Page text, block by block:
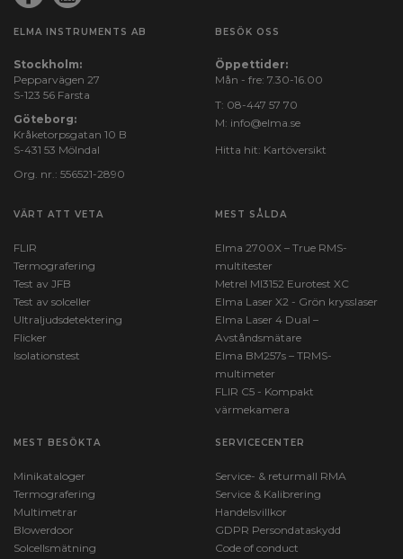
ELMA INSTRUMENTS AB
Stockholm:
Pepparvägen 27
S-123 56 Farsta
Göteborg:
Kråketorpsgatan 10 B
S-431 53 Mölndal
Org. nr.: 556521-2890
BESÖK OSS
Öppettider:
Mån - fre: 7.30-16.00
T: 08-447 57 70
M: info@elma.se
Hitta hit: Kartöversikt
VÄRT ATT VETA
FLIR
Termografering
Test av JFB
Test av solceller
Ultraljudsdetektering
Flicker
Isolationstest
MEST SÅLDA
Elma 2700X – True RMS-
multitester
Metrel MI3152 Eurotest XC
Elma Laser X2 - Grön krysslaser
Elma Laser 4 Dual –
Avståndsmätare
Elma BM257s – TRMS-
multimeter
FLIR C5 - Kompakt
värmekamera
MEST BESÖKTA
Minikataloger
Termografering
Multimetrar
Blowerdoor
Solcellsmätning
SERVICECENTER
Service- & returmall RMA
Service & Kalibrering
Handelsvillkor
GDPR Persondataskydd
Code of conduct